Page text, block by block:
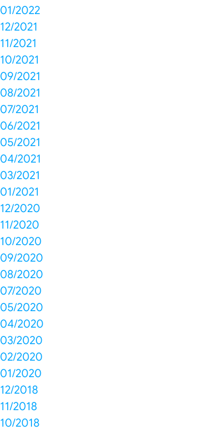
01/2022
12/2021
11/2021
10/2021
09/2021
08/2021
07/2021
06/2021
05/2021
04/2021
03/2021
01/2021
12/2020
11/2020
10/2020
09/2020
08/2020
07/2020
05/2020
04/2020
03/2020
02/2020
01/2020
12/2018
11/2018
10/2018